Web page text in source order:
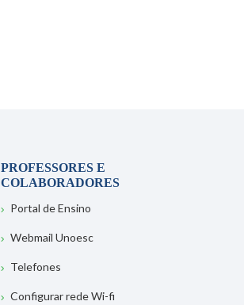
PROFESSORES E
COLABORADORES
Portal de Ensino
Webmail Unoesc
Telefones
Configurar rede Wi-fi